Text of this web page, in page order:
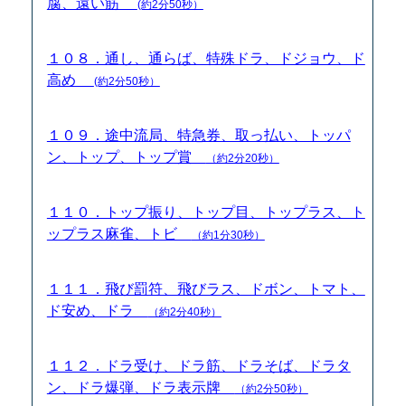
(約2分50秒）
１０８．通し、通らば、特殊ドラ、ドジョウ、ド
高め
(約2分50秒）
１０９．途中流局、特急券、取っ払い、トッパ
ン、トップ、トップ賞
（約2分20秒）
１１０．トップ振り、トップ目、トップラス、ト
ップラス麻雀、トビ
（約1分30秒）
１１１．飛び罰符、飛びラス、ドボン、トマト、
ド安め、ドラ
（約2分40秒）
１１２．ドラ受け、ドラ筋、ドラそば、ドラタ
ン、ドラ爆弾、ドラ表示牌
（約2分50秒）